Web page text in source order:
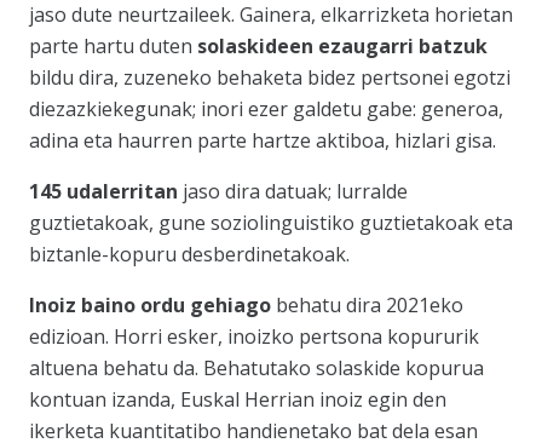
jaso dute neurtzaileek. Gainera, elkarrizketa horietan
parte hartu duten solaskideen ezaugarri batzuk
bildu dira, zuzeneko behaketa bidez pertsonei egotzi
diezazkiekegunak; inori ezer galdetu gabe: generoa,
adina eta haurren parte hartze aktiboa, hizlari gisa.
145 udalerritan jaso dira datuak; lurralde
guztietakoak, gune soziolinguistiko guztietakoak eta
biztanle-kopuru desberdinetakoak.
Inoiz baino ordu gehiago behatu dira 2021eko
edizioan. Horri esker, inoizko pertsona kopururik
altuena behatu da. Behatutako solaskide kopurua
kontuan izanda, Euskal Herrian inoiz egin den
ikerketa kuantitatibo handienetako bat dela esan